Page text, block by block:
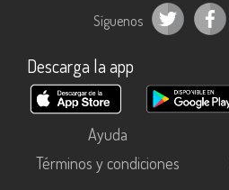
Síguenos
Descarga la app
Ayuda
Términos y condiciones